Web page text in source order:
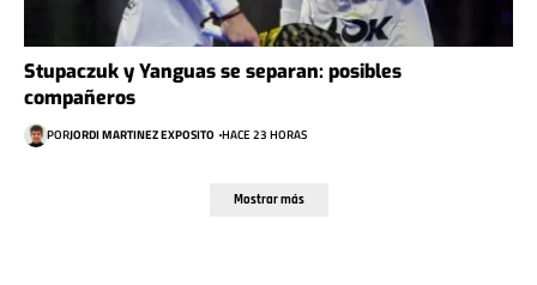
Stupaczuk y Yanguas se separan: posibles
compañeros
PORJORDI MARTINEZ EXPOSITO HACE 23 HORAS
Mostrar más